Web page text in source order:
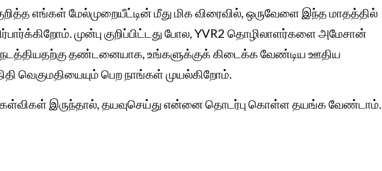
எங்கள் மேல்முறையீட்டின் மீது மிக விரைவில், ஒருவேளை இந்த மாதத்தில்
முன்பு குறிப்பிட்டது போல, YVR2 தொழிலாளர்களை அமேசான்
நடத்தியதற்கு தண்டனையாக, உங்களுக்குக் கிடைக்க வேண்டிய ஊதிய
வெகுமதியையும் பெற நாங்கள் முயல்கிறோம்.
இருந்தால், தயவுசெய்து என்னை தொடர்பு கொள்ள தயங்க வேண்டாம்.